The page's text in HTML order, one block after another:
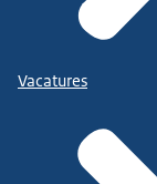
Vacatures